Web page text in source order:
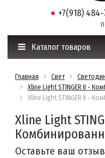
+7(918)
Каталог товаров
Главная Свет
Xline Light STINGER II -
Xline Light STINGER II -
Xline Light
Оставьте ваш